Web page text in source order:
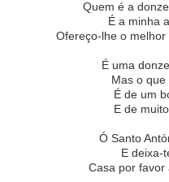
Quem é a
É a minha
Ofereço-lhe o
É uma
Mas o
É de um
E de
Ó Santo
E deixa-
Casa por favor